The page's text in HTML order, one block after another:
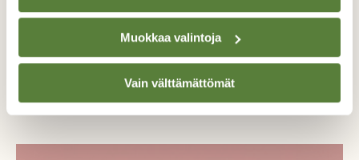
Muokkaa valintoja
Vain välttämättömät
LUONTOTERVEYS
MONILAJINEN OIKEUDENMUKAISUUS
PUIDEN PERHE
PUUSUHTEET
PUUT LÄHELLÄMME
SUVI ELO